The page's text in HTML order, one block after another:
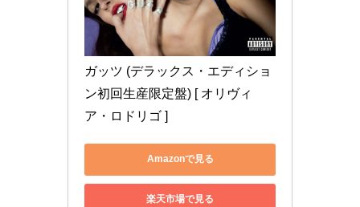
ガッツ (デラックス・エディショ
ン初回生産限定盤) [ オリヴィ
ア・ロドリゴ ]
Amazonで見る
楽天市場で見る